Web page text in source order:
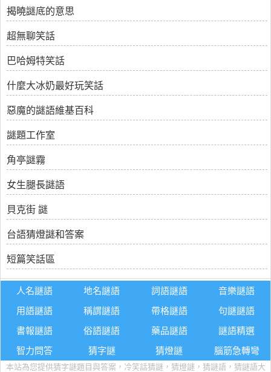
揭曉謎底的意思
超無聊笑話
巴哈姆特笑話
什麼大冰奶最好玩笑話
惡魔的謎語維基百科
謎題工作室
角亭謎霧
女生腿長謎語
貝克街 謎
台語猜燈謎和答案
短篇笑話區
人名謎語 地名謎語 詞語謎語
音樂謎語
用語謎語
稱謂謎語 帶格謎語
句謎謎語
書報謎語
俗語謎語 藥品謎語
謎語精選
智力問答
猜字謎 猜燈謎 腦筋急轉彎
本站為您提供猜字謎題目與答案，冷笑話猜謎，猜燈謎，猜謎語，猜謎語大